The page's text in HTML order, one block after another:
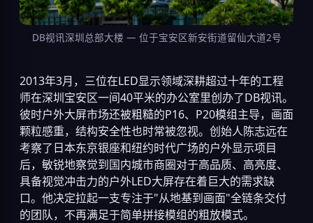
DB视讯深圳总部大楼 — 位于宝安区新安街道留仙大道2号
2013年3月，三位在LED显示领域深耕超过十年的工程
师在深圳宝安区一间40平米的办公室里创办了DB视讯。
彼时户外大屏市场还被粗糙的P16、P20模组主导，画面
颗粒感重，结构安全性也时常被忽视。创始人陈志远在
考察了日本东京银座和纽约时代广场的户外显示项目
后，敏锐地察觉到国内城市商圈对于高品质、高亮度、
具备视觉冲击力的户外LED大屏存在着巨大的需求缺
口。他决定拉起一支专注于"从地基到画面"全链条交付
的团队，不再满足于简单拼接模组的粗放模式。